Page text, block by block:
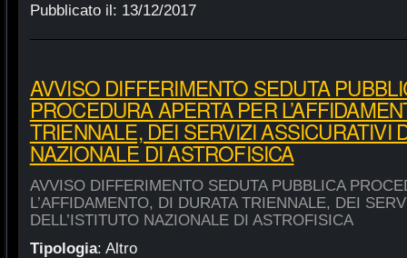
Pubblicato il: 13/12/2017
AVVISO DIFFERIMENTO SEDUTA
PROCEDURA APERTA PER
TRIENNALE, DEI SERVIZI ASSICURATIVI
NAZIONALE DI ASTROFISICA
AVVISO DIFFERIMENTO SEDUTA PUBBLICA
L’AFFIDAMENTO, DI DURATA TRIENNALE, DEI
DELL’ISTITUTO NAZIONALE DI ASTROFISICA
Tipologia: Altro